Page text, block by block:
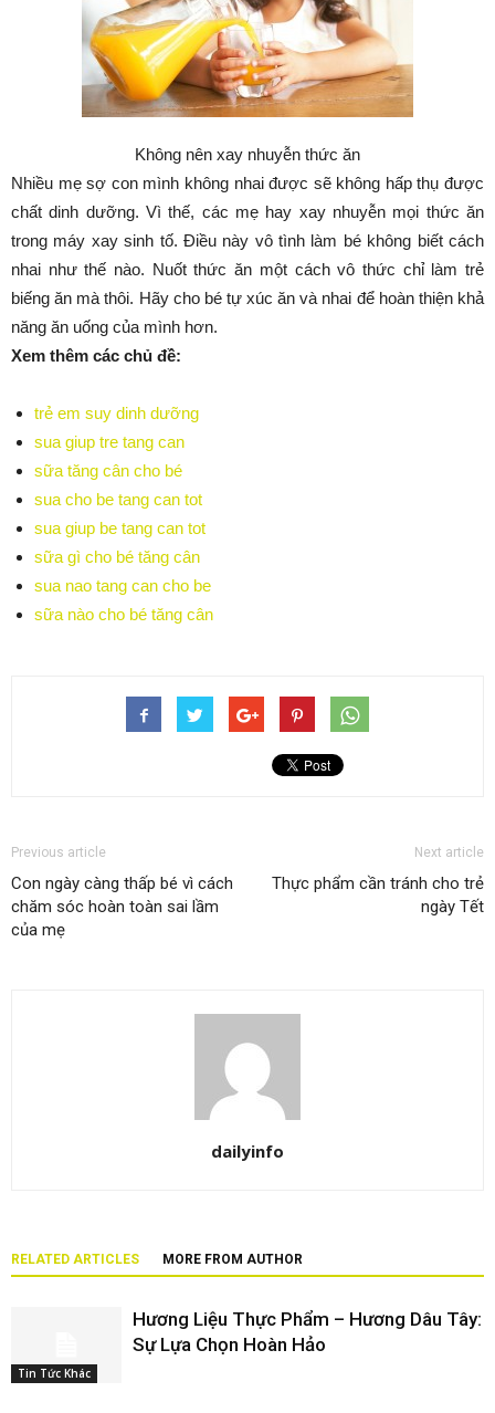
Không nên xay nhuyễn thức ăn
Nhiều mẹ sợ con mình không nhai được sẽ không hấp thụ được
chất dinh dưỡng. Vì thế, các mẹ hay xay nhuyễn mọi thức ăn
trong máy xay sinh tố. Điều này vô tình làm bé không biết cách
nhai như thế nào. Nuốt thức ăn một cách vô thức chỉ làm trẻ
biếng ăn mà thôi. Hãy cho bé tự xúc ăn và nhai để hoàn thiện khả
năng ăn uống của mình hơn.
Xem thêm các chủ đề:
trẻ em suy dinh dưỡng
sua giup tre tang can
sữa tăng cân cho bé
sua cho be tang can tot
sua giup be tang can tot
sữa gì cho bé tăng cân
sua nao tang can cho be
sữa nào cho bé tăng cân
Previous article
Con ngày càng thấp bé vì cách
chăm sóc hoàn toàn sai lầm
của mẹ
Next article
Thực phẩm cần tránh cho trẻ
ngày Tết
dailyinfo
RELATED ARTICLES MORE FROM AUTHOR
Tin Tức Khác
Hương Liệu Thực Phẩm – Hương Dâu Tây:
Sự Lựa Chọn Hoàn Hảo